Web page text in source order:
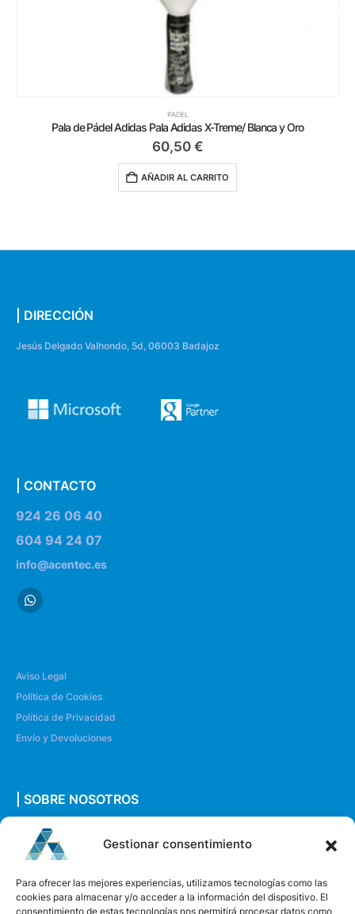
Gestionar consentimiento
Para ofrecer las mejores experiencias, utilizamos tecnologías como las
cookies para almacenar y/o acceder a la información del dispositivo. El
consentimiento de estas tecnologías nos permitirá procesar datos como
PADEL
Pala de Pádel Adidas Pala Adidas X-Treme/ Blanca y Oro
60,50 €
AÑADIR AL CARRITO
| DIRECCIÓN
Jesús Delgado Valhondo, 5d, 06003 Badajoz
| CONTACTO
924 26 06 40
604 94 24 07
info@acentec.es
Aviso Legal
Política de Cookies
Política de Privacidad
Envío y Devoluciones
| SOBRE NOSOTROS
Quiénes somos
Envíanos un mensaje